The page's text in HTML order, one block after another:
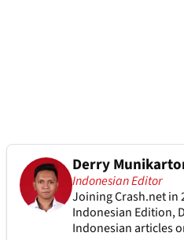
Derry
Indonesian Editor
Joining Crash.net in
Indonesian Edition,
Indonesian articles